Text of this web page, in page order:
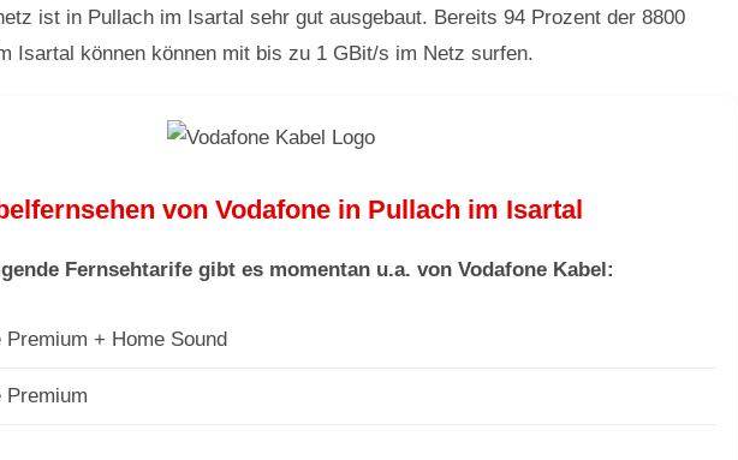
ist in Pullach im Isartal sehr gut ausgebaut. Bereits 94 Prozent der 8800
Isartal können können mit bis zu 1 GBit/s im Netz surfen.
von Vodafone in Pullach im Isartal
Fernsehtarife gibt es momentan u.a. von Vodafone Kabel:
Premium + Home Sound
Premium